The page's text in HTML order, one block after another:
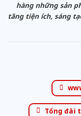
hàng những sản
tăng tiện ích, sáng
Tổng đài